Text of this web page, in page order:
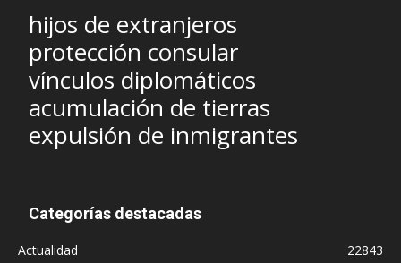
hijos de extranjeros
protección consular
vínculos diplomáticos
acumulación de tierras
expulsión de inmigrantes
Categorías destacadas
Actualidad
22843